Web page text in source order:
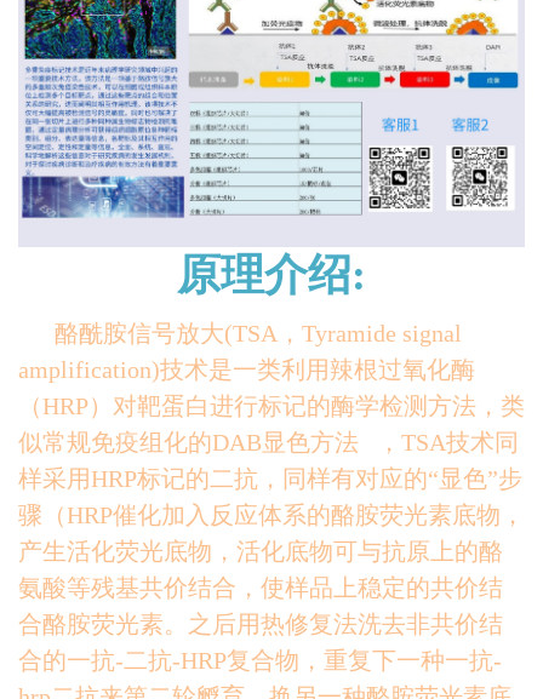
原理介绍:
酪酰胺信号放大(TSA，Tyramide signal
amplification)技术是一类利用辣根过氧化酶
（HRP）对靶蛋白进行标记的酶学检测方法，类
似常规免疫组化的DAB显色方法 ，TSA技术同
样采用HRP标记的二抗，同样有对应的“显色”步
骤（HRP催化加入反应体系的酪胺荧光素底物，
产生活化荧光底物，活化底物可与抗原上的酪
氨酸等残基共价结合，使样品上稳定的共价结
合酪胺荧光素。之后用热修复法洗去非共价结
合的一抗-二抗-HRP复合物，重复下一种一抗-